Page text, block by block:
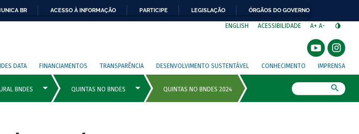
BR ACESSO À INFORMAÇÃO PARTICIPE LEGISLAÇÃO ÓRGÃOS DO GOVERNO
ENGLISH ACESSIBILIDADE A+ A-
DATA FINANCIAMENTOS TRANSPARÊNCIA DESENVOLVIMENTO SUSTENTÁVEL CONHECIMENTO IMPRENSA